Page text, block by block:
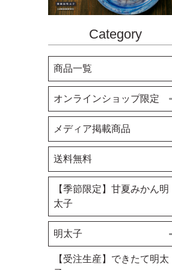
Category
商品一覧
オンラインショップ限定
おすすめ商品
お買い得商品
パンの日
メディア掲載商品
送料無料
【季節限定】甘夏みかん明
太子
明太子
【受注生産】できたて明太